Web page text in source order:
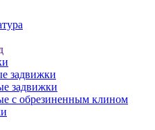
задвижки
задвижки
с обрезиненным клином